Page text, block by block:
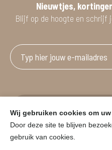
Nieuwtjes,
Blijf op de hoogte en schrijf
vanaf minimum 2
Wij gebruiken cookies om
Door deze site te blijven
gebruik van cookies.